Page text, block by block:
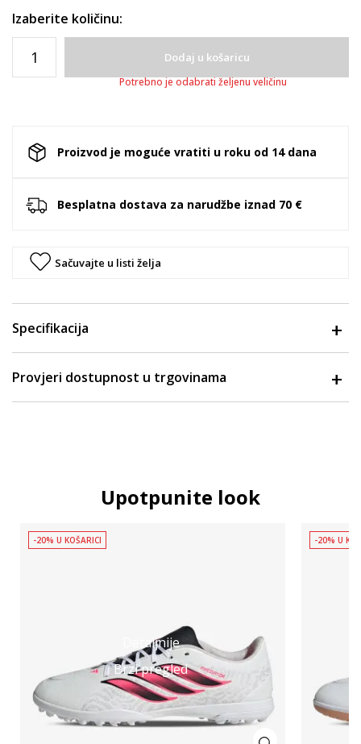
Izaberite količinu:
Dodaj u košaricu
Potrebno je odabrati željenu veličinu
Proizvod je moguće vratiti u roku od 14 dana
Besplatna dostava za narudžbe iznad 70 €
Sačuvajte u listi želja
Specifikacija
Provjeri dostupnost u trgovinama
Upotpunite look
Detaljnije
Brzi pregled
-20% U KOŠARICI -20% U